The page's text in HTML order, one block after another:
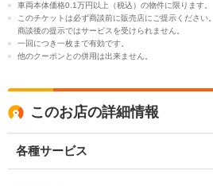
車両本体価格0.1万円以上（税込）の物件に限ります。
このチケットは必ず商談前に販売店にご提示ください。
商談後の提示ではサービスを受けられません。
一回につき一枚まで有効です。
他のクーポンとの併用は出来ません。
このお店の詳細情報
各種サービス